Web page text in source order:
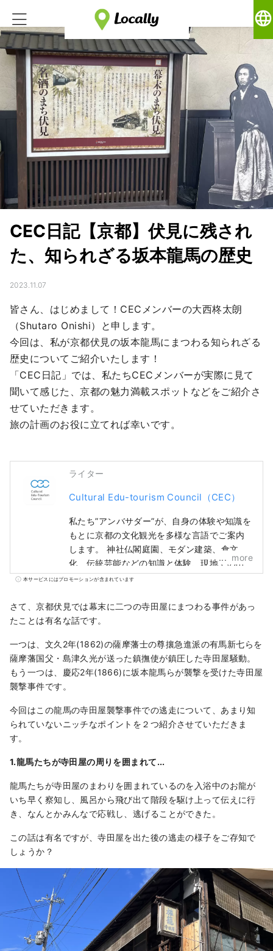
language
CEC日記【京都】伏見に残され
た、知られざる坂本龍馬の歴史
2023.11.07
皆さん、はじめまして！CECメンバーの大西柊太朗
（Shutaro Onishi）と申します。
今回は、私が京都伏見の坂本龍馬にまつわる知られざる
歴史についてご紹介いたします！
「CEC日記」では、私たちCECメンバーが実際に見て
聞いて感じた、京都の魅力満載スポットなどをご紹介さ
せていただきます。
旅の計画のお役に立てれば幸いです。
ライター
Cultural Edu-tourism Council（CEC）
私たち”アンバサダー”が、自身の体験や知識を
もとに京都の文化観光を多様な言語でご案内
します。 神社仏閣庭園、モダン建築、食文
化、伝統芸能などの知識と体験、現地での出
会いなど最高の思い出を作っていただくため
別な1日コースまでリクエストにお応えし、京
都での忘れられない日々になるようお手伝い
ニークベニューを活用したイベントから四季
折々の京都文化を存分に楽しんでいただける
企画まで、スペシャルな体験をご提供いたし
more
本サービスにはプロモーションが含まれています
さて、京都伏見では幕末に二つの寺田屋にまつわる事件があっ
たことは有名な話です。
一つは、文久2年(1862)の薩摩藩士の尊攘急進派の有馬新七らを
薩摩藩国父・島津久光が送った鎮撫使が鎮圧した寺田屋騒動。
もう一つは、慶応2年(1866)に坂本龍馬らが襲撃を受けた寺田屋
襲撃事件です。
今回はこの龍馬の寺田屋襲撃事件での逃走について、あまり知
られていないニッチなポイントを２つ紹介させていただきま
す。
1.龍馬たちが寺田屋の周りを囲まれて...
龍馬たちが寺田屋のまわりを囲まれているのを入浴中のお龍が
いち早く察知し、風呂から飛び出て階段を駆け上って伝えに行
き、なんとかみんなで応戦し、逃げることができた。
この話は有名ですが、寺田屋を出た後の逃走の様子をご存知で
しょうか？